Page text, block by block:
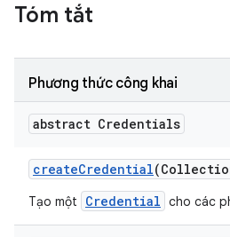
Tóm tắt
Phương thức công khai
abstract Credentials
createCredential
Tạo một Credential cho các